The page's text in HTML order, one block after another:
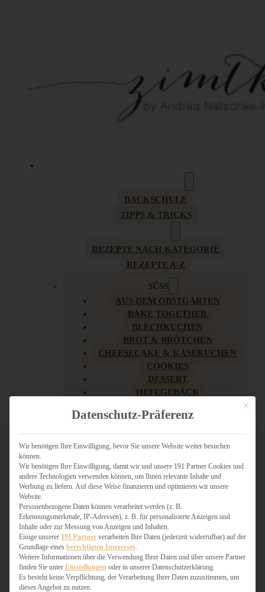
BACKSCHULE
TIPPS & TRICKS
REZEPTE NACH KATEGORIE
REZEPTE A-Z
SÜSS
AUS DEM OBSTGARTEN
BAKE TOGETHER
BLECHKUCHEN
BROT & BRÖTCHEN
CHEESECAKE & KÄSEKUCHEN
COOKIES
DESSERT
HEFEGEBÄCK
KUCHEN
LOW CARB & GESÜNDER
MY AMERICAN BAKERY
SCHOKOLADIGES
SÜSSES HAUPTGERICHT
TÖRTCHEN
VEGAN SÜSS
WEIHNACHTSBÄCKEREI
HERZHAFT
Mit
Datenschutz-Präferenz
Wir benötigen Ihre Einwilligung, bevor Sie unsere Website weiter besuchen
können.
Wir benötigen Ihre Einwilligung, damit wir und unsere 191 Partner Cookies und
andere Technologien verwenden können, um Ihnen relevante Inhalte und
Werbung zu liefern. Auf diese Weise finanzieren und optimieren wir unsere
Website.
Personenbezogene Daten können verarbeitet werden (z. B.
Erkennungsmerkmale, IP-Adressen), z. B. für personalisierte Anzeigen und
Inhalte oder zur Messung von Anzeigen und Inhalten.
Einige unserer 191 Partner verarbeiten Ihre Daten (jederzeit widerrufbar) auf der
Grundlage eines berechtigten Interesses
Weitere Informationen über die Verwendung Ihrer Daten und über unsere Partner
finden Sie unter Einstellungen oder in unserer Datenschutzerklärung.
Es besteht keine Verpflichtung, der Verarbeitung Ihrer Daten zuzustimmen, um
dieses Angebot zu nutzen.